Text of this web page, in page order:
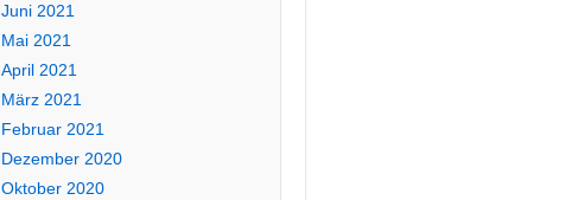
Juni 2021
Mai 2021
April 2021
März 2021
Februar 2021
Dezember 2020
Oktober 2020